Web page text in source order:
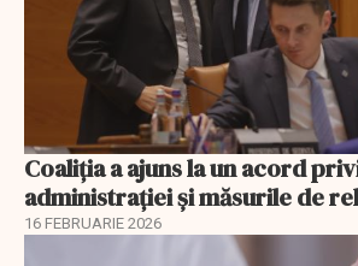
Coaliția a ajuns la un acord
administrației și măsurile de
16 FEBRUARIE 2026